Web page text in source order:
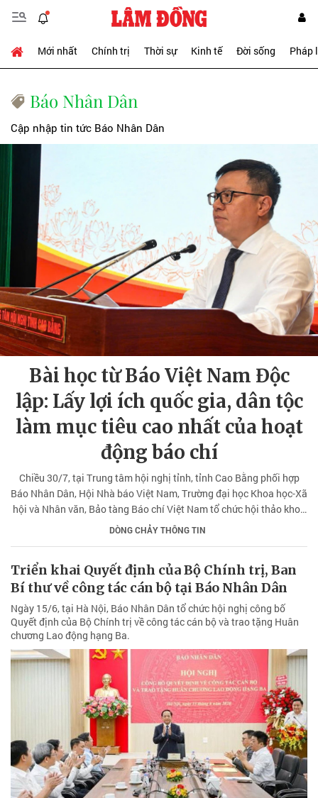
Mới nhất Chính trị Thời sự Kinh tế Đời sống Pháp
Báo Nhân Dân
Cập nhập tin tức Báo Nhân Dân
Bài học từ Báo Việt Nam Độc
lập: Lấy lợi ích quốc gia, dân tộc
làm mục tiêu cao nhất của hoạt
động báo chí
Chiều 30/7, tại Trung tâm hội nghị tỉnh, tỉnh Cao Bằng phối hợp
Báo Nhân Dân, Hội Nhà báo Việt Nam, Trường đại học Khoa học-Xã
hội và Nhân văn, Bảo tàng Báo chí Việt Nam tổ chức hội thảo khoa
học "Báo Việt Nam Độc lập - Giá trị lịch sử và khát vọng phát triển
DÒNG CHẢY THÔNG TIN
Triển khai Quyết định của Bộ Chính trị, Ban
Bí thư về công tác cán bộ tại Báo Nhân Dân
Ngày 15/6, tại Hà Nội, Báo Nhân Dân tổ chức hội nghị công bố
Quyết định của Bộ Chính trị về công tác cán bộ và trao tặng Huân
chương Lao động hạng Ba.